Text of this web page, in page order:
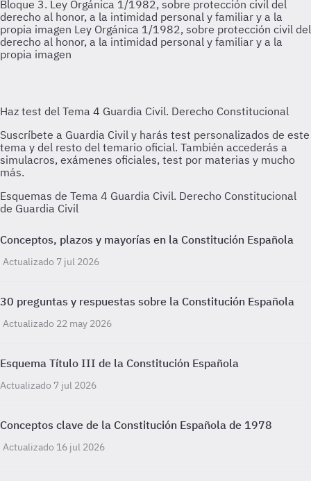
Bloque 3. Ley Orgánica 1/1982, sobre protección civil del
derecho al honor, a la intimidad personal y familiar y a la
propia imagen Ley Orgánica 1/1982, sobre protección civil del
derecho al honor, a la intimidad personal y familiar y a la
propia imagen
Esquemas de Tema 4 Guardia Civil. Derecho Constitucional
de Guardia Civil
Conceptos, plazos y mayorías en la Constitución Española
Actualizado 7 jul 2026
30 preguntas y respuestas sobre la Constitución Española
Actualizado 22 may 2026
Esquema Título III de la Constitución Española
Actualizado 7 jul 2026
Conceptos clave de la Constitución Española de 1978
Actualizado 16 jul 2026